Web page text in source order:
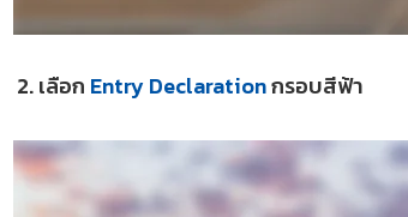
2. เลือก Entry Declarationกรอบสีฟ้า